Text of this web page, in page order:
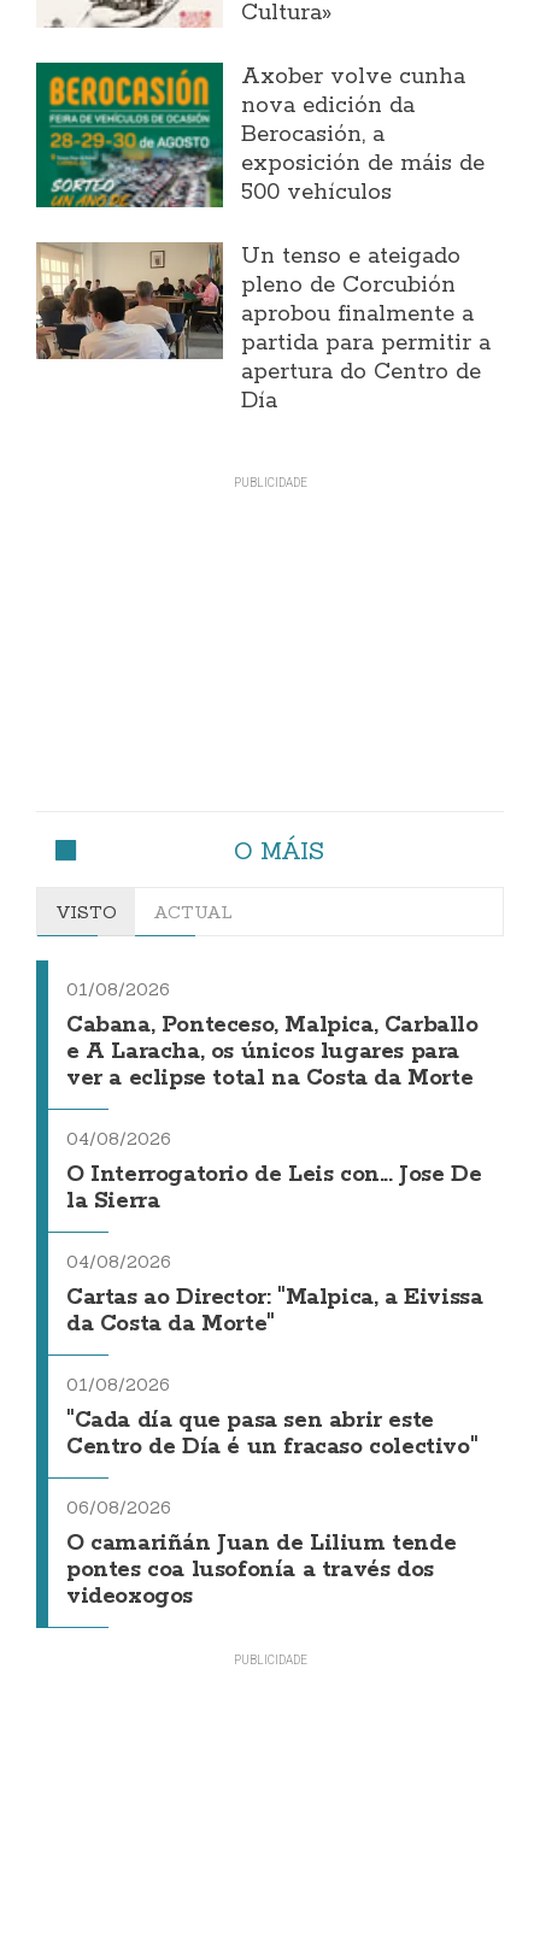
Cultura»
Axober volve cunha
nova edición da
Berocasión, a
exposición de máis de
500 vehículos
Un tenso e ateigado
pleno de Corcubión
aprobou finalmente a
partida para permitir a
apertura do Centro de
Día
O MÁIS
VISTO ACTUAL
01/08/2026
Cabana, Ponteceso, Malpica, Carballo
e A Laracha, os únicos lugares para
ver a eclipse total na Costa da Morte
04/08/2026
O Interrogatorio de Leis con... Jose De
la Sierra
04/08/2026
Cartas ao Director: "Malpica, a Eivissa
da Costa da Morte"
01/08/2026
"Cada día que pasa sen abrir este
Centro de Día é un fracaso colectivo"
06/08/2026
O camariñán Juan de Lilium tende
pontes coa lusofonía a través dos
videoxogos